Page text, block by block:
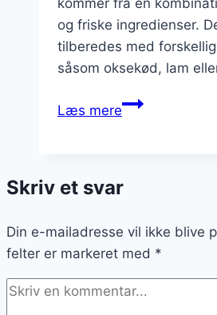
og friske ingredienser.
tilberedes med
såsom oksekød, lam
Læs mere
kanel
Skriv et svar
Din e-mailadresse vil ikke blive
felter er markeret med *